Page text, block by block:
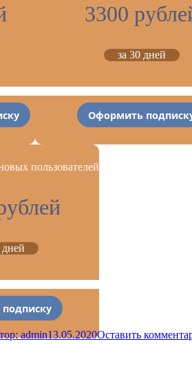
3300
за 30 дней
Оформить
пользователей
дней
admin13.05.2020Оставить